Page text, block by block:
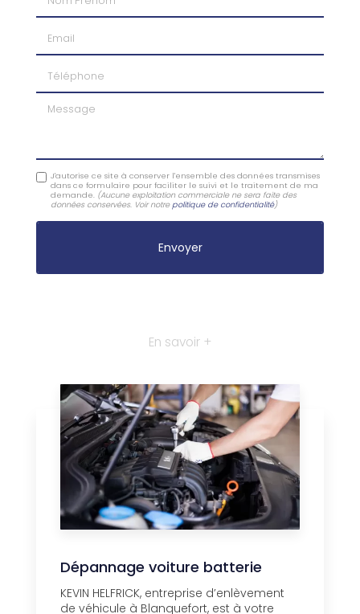
Message
J'autorise ce site à conserver l'ensemble des données transmises
dans ce formulaire pour faciliter le suivi et le traitement de ma
demande. (Aucune exploitation commerciale ne sera faite des
données conservées. Voir notrepolitique de confidentialité)
En savoir +
Dépannage voiture batterie
KEVIN HELFRICK, entreprise d’enlèvement
de véhicule à Blanquefort, est à votre